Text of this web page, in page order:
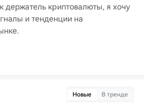
держатель криптовалюты, я хочу
и тенденции на
Новые В тренде